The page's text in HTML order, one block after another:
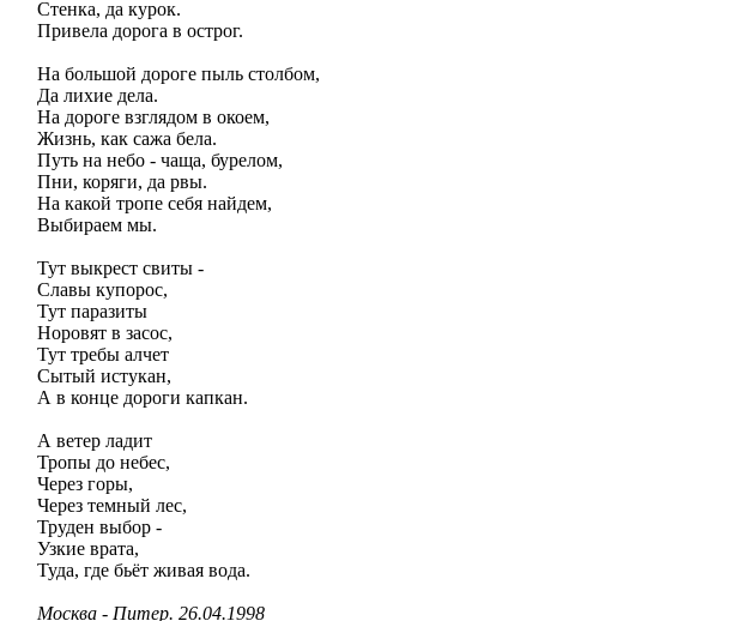
Стенка, да курок.
Привела дорога в острог.
На большой дороге пыль столбом,
Да лихие дела.
На дороге взглядом в окоем,
Жизнь, как сажа бела.
Путь на небо - чаща, бурелом,
Пни, коряги, да рвы.
На какой тропе себя найдем,
Выбираем мы.
Тут выкрест свиты -
Славы купорос,
Тут паразиты
Норовят в засос,
Тут требы алчет
Сытый истукан,
А в конце дороги капкан.
А ветер ладит
Тропы до небес,
Через горы,
Через темный лес,
Труден выбор -
Узкие врата,
Туда, где бьёт живая вода.
Москва - Питер. 26.04.1998